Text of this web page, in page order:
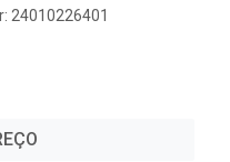
24010226401